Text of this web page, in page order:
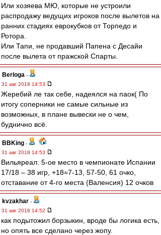
Или хозяева МЮ, которые не устроили
распродажу ведущих игроков после вылетов на
ранних стадиях еврокубков от Торпедо и
Ротора.
Или Тапи, не продавший Папена с Десайи
после вылета от пражской Спарты.
Berloga -
31 авг 2018 14:53
Жеребий ле так себе, надеялся на паок( По
итогу соперники не самые сильные из
возможных, в плане вывески не о чем,
буднично всё.
BBKing -
31 авг 2018 14:53
Вильяреал: 5-ое место в чемпионате Испании
17/18 – 38 игр, +18=7-13, 57-50, 61 очко,
отставание от 4-го места (Валенсия) 12 очков
kvzakhar -
31 авг 2018 14:52
как подытожил борзыкин, вроде бы логика есть,
но опять все сделано через жопу.